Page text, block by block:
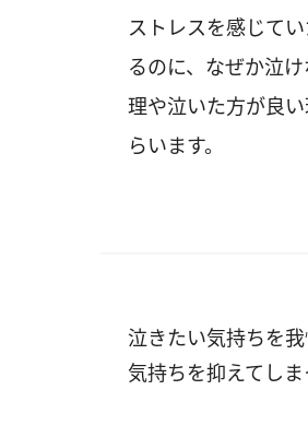
ストレスを感じて
るのに、なぜか泣
理や泣いた方が良
らいます。
泣きたい気持ちを
気持ちを抑えてし